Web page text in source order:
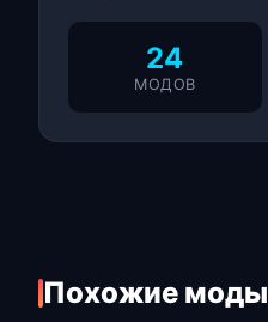
24
МОДОВ
Похожие моды